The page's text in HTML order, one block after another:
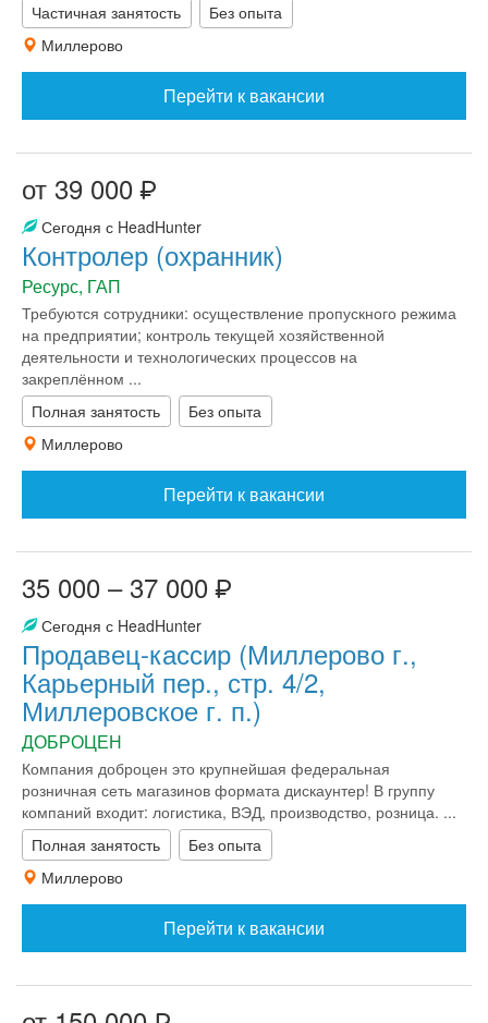
Частичная занятость
Без опыта
Миллерово
Перейти к вакансии
от 39 000
Сегодня с HeadHunter
Контролер (охранник)
Ресурс, ГАП
Требуются сотрудники: осуществление пропускного режима
на предприятии; контроль текущей хозяйственной
деятельности и технологических процессов на
закреплённом ...
Полная занятость
Без опыта
Миллерово
Перейти к вакансии
35 000 – 37 000
Сегодня с HeadHunter
Продавец-кассир (Миллерово г.,
Карьерный пер., стр. 4/2,
Миллеровское г. п.)
ДОБРОЦЕН
Компания доброцен это крупнейшая федеральная
розничная сеть магазинов формата дискаунтер! В группу
компаний входит: логистика, ВЭД, производство, розница. ...
Полная занятость
Без опыта
Миллерово
Перейти к вакансии